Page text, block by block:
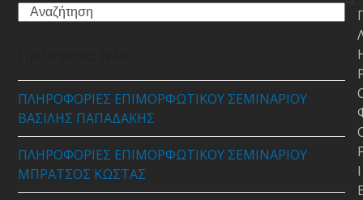
Search
ΠΛΗΡΟΦΟΡΙΕΣ ΕΠΙΜΟΡΦΩΤΙΚΟΥ ΣΕΜΙΝΑΡΙΟΥ
ΒΑΣΙΛΗΣ ΠΑΠΑΔΑΚΗΣ
ΠΛΗΡΟΦΟΡΙΕΣ ΕΠΙΜΟΡΦΩΤΙΚΟΥ ΣΕΜΙΝΑΡΙΟΥ
ΜΠΡΑΤΣΟΣ ΚΩΣΤΑΣ
Ι